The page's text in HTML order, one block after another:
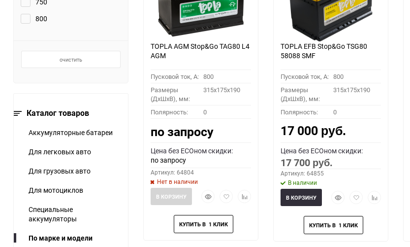
750
800
очистить
Каталог товаров
Аккумуляторные батареи
Для легковых авто
Для грузовых авто
Для мотоциклов
Специальные
аккумуляторы
По марке и модели
TOPLA AGM Stop&Go TAG80 L4
AGM
Пусковой ток, A: 800
Размеры
(ДхШхВ), мм:
315x175x190
Полярность: 0
по запросу
Цена без ECOном скидки:
по запросу
Артикул: 64804
Нет в наличии
БыстрыйДобавить
избранное
Добавить
В КОРЗИНУ
TOPLA EFB Stop&Go TSG80
58088 SMF
Пусковой ток, A: 800
Размеры
(ДхШхВ), мм:
315x175x190
Полярность: 0
17 000 руб.
Цена без ECOном скидки:
17 700 руб.
Артикул: 64855
В наличии
БыстрыйДобавить
избранное
Добавить
В КОРЗИНУ